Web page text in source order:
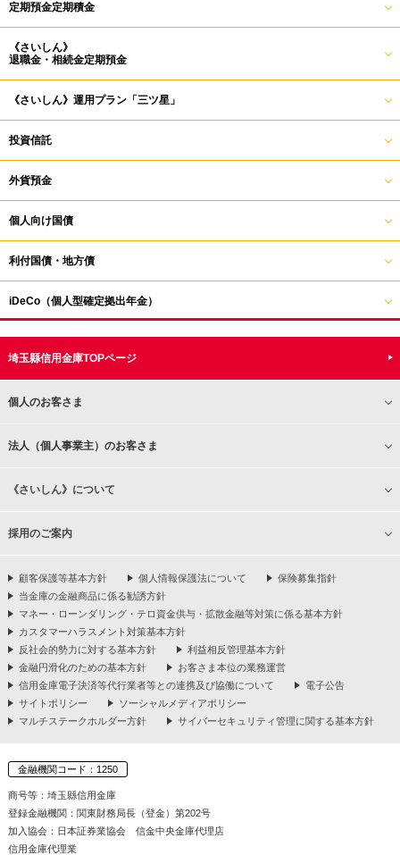
定期預金定期積金
《さいしん》
退職金・相続金定期預金
《さいしん》運用プラン「三ツ星」
投資信託
外貨預金
個人向け国債
利付国債・地方債
iDeCo（個人型確定拠出年金）
埼玉縣信用金庫TOPページ
個人のお客さま
法人（個人事業主）のお客さま
《さいしん》について
採用のご案内
顧客保護等基本方針 個人情報保護法について
保険募集指針
当金庫の金融商品に係る勧誘方針
マネー・ローンダリング・テロ資金供与・拡散金融等対策に係る基本方針
カスタマーハラスメント対策基本方針
反社会的勢力に対する基本方針
利益相反管理基本方針
金融円滑化のための基本方針
お客さま本位の業務運営
信用金庫電子決済等代行業者等との連携及び協働について
電子公告
サイトポリシー
ソーシャルメディアポリシー
マルチステークホルダー方針
サイバーセキュリティ管理に関する基本方針
金融機関コード：1250
商号等：埼玉縣信用金庫
登録金融機関：関東財務局長（登金）第202号
加入協会：日本証券業協会 信金中央金庫代理店
信用金庫代理業